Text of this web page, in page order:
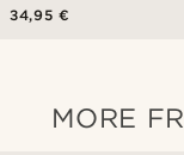
34,95 €
MORE